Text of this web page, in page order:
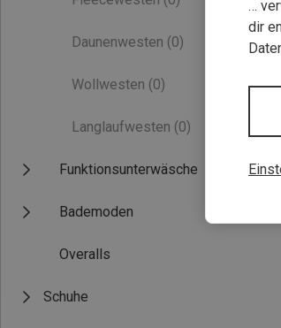
Daunenwesten (0)
Wollwesten (0)
Langlaufwesten (0)
Funktionsunterwäsche
Bademoden
Overalls
Schuhe
…
dir